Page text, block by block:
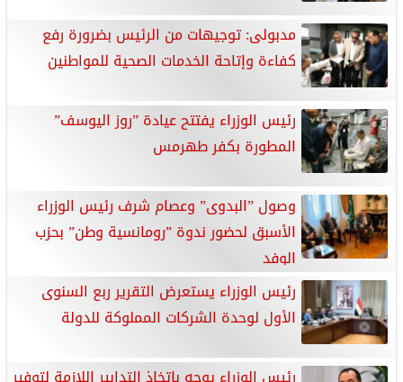
مدبولى: توجيهات من الرئيس بضرورة رفع
كفاءة وإتاحة الخدمات الصحية للمواطنين
رئيس الوزراء يفتتح عيادة ”روز اليوسف”
المطورة بكفر طهرمس
وصول ”البدوى” وعصام شرف رئيس الوزراء
الأسبق لحضور ندوة ”رومانسية وطن” بحزب
الوفد
رئيس الوزراء يستعرض التقرير ربع السنوى
الأول لوحدة الشركات المملوكة للدولة